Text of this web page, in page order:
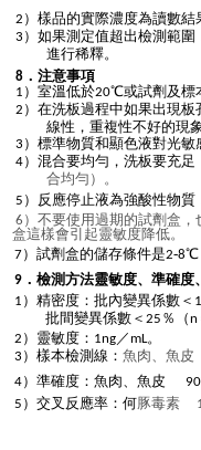
2 ）樣品的實際濃度為讀數結
3 ）如果測定值超出檢測範
進行稀釋。
8．注意事項
1 ）室溫低於20℃或試劑及標
2 ）在洗板過程中如果出現
線性，重複性不好的現
3 ）標準物質和顯色液對光敏
4）混合要均勻，洗板要充足
合均勻）。
5 ）反應停止液為強酸性物質
6 ）不要使用過期的試劑盒
盒這樣會引起靈敏度降低。
7）試劑盒的儲存條件是2-8℃
9．檢測方法靈敏度、準確度
1 ）精密度：批內變異係數＜
批間變異係數＜ 25 ％（n
2） 靈敏度：1ng／mL。
3 ）樣本檢測線： 魚肉、魚皮
4）準確度：魚肉、魚皮
5 ）交叉反應率：何豚毒素